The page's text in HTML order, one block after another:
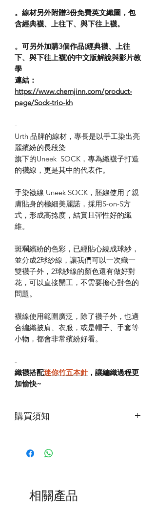
。線材另外附贈3份免費英文織圖，包
含經典襪、上往下、與下往上襪。
。可另外加購3個作品(經典襪、上往
下、與下往上襪)的中文版解說與影片教
學
連結：
https://www.chernjinn.com/product-
page/Sock-trio-kh
-
Urth 品牌的線材，專長是以手工染出亮
麗繽紛的長段染
旗下的Uneek SOCK，專為織襪子打造
的襪線，更是其中的代表作。
手染襪線 Uneek SOCK，胚線使用了親
膚貼身的極細美麗諾，採用S-on-S方
式，形成高捻度，結實且彈性好的纖
維。
斑斕繽紛的色彩，已經貼心繞成球紗，
並分成2球紗線，讓我們可以一次織一
雙襪子外，2球紗線的顏色還有做好對
花，可以直接開工，不需要擔心對色的
問題。
襪線使用範圍廣泛，除了襪子外，也適
合編織披肩、衣服，或是帽子、手套等
小物，都會非常繽紛好看。
-
織襪搭配迷你竹五本針，讓編織過程更
加愉快~
購買須知
中會有浮色，為正常現象。清洗時使用
低於40度的水溫，浸泡15分鐘或以上再
避免重複搓揉擠壓，造成織品氈化縮
相關產品